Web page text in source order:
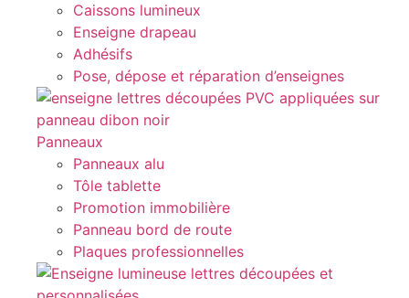
Caissons lumineux
Enseigne drapeau
Adhésifs
Pose, dépose et réparation d’enseignes
Panneaux
Panneaux alu
Tôle tablette
Promotion immobilière
Panneau bord de route
Plaques professionnelles